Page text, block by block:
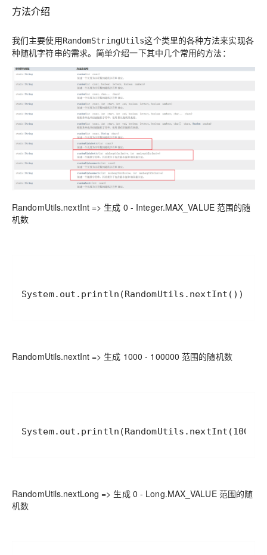
方法介绍
我们主要使用RandomStringUtils这个类里的各种方法来实现各
种随机字符串的需求。简单介绍一下其中几个常用的方法：
RandomUtils.nextInt => 生成 0 - Integer.MAX_VALUE 范围的随
机数
System.out.println(RandomUtils.nextInt());
RandomUtils.nextInt => 生成 1000 - 100000 范围的随机数
System.out.println(RandomUtils.nextInt(1000,
RandomUtils.nextLong => 生成 0 - Long.MAX_VALUE 范围的随
机数